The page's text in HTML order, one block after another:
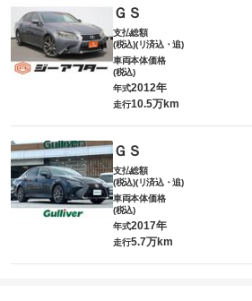
ＧＳ
支払総額
(税込)(リ済込・追)
車両本体価格
(税込)
年式2012年
走行10.5万km
ＧＳ
支払総額
(税込)(リ済込・追)
車両本体価格
(税込)
年式2017年
走行5.7万km